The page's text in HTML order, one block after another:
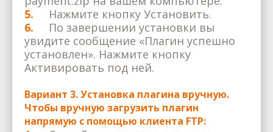
5.
Нажмите кнопку Установить.
6.
По завершении установки вы
увидите сообщение «Плагин успешно
установлен». Нажмите кнопку
Активировать под ней.
Вариант 3. Установка плагина вручную.
Чтобы вручную загрузить плагин
напрямую с помощью клиента FTP: